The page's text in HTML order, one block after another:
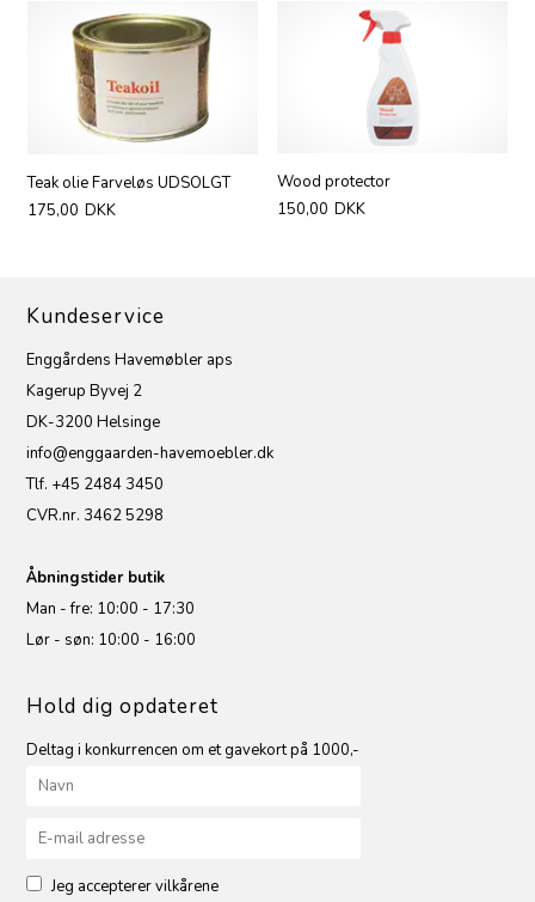
Teak olie Farveløs UDSOLGT
175,00 DKK
Wood protector
150,00 DKK
Kundeservice
Enggårdens Havemøbler aps
Kagerup Byvej 2
DK-3200 Helsinge
info@enggaarden-havemoebler.dk
Tlf. +45 2484 3450
CVR.nr. 3462 5298
Åbningstider butik
Man - fre: 10:00 - 17:30
Lør - søn: 10:00 - 16:00
Hold dig opdateret
Deltag i konkurrencen om et gavekort på 1000,-
Jeg accepterer vilkårene